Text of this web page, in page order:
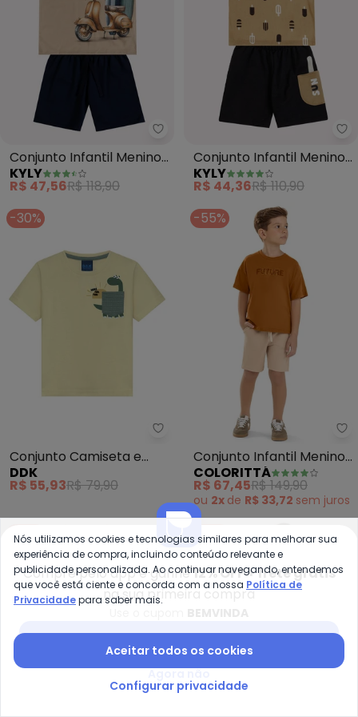
Kyly - Conjunto Infantil Menino
Conjunto Infantil Menino
Estampa (Marrom)
KYLY
R$ 47,56R$ 118,90
Conjunto Infantil Menino
Picolés (Marrom)
KYLY
R$ 44,36R$ 110,90
-30%
Ddk - Conjunto Camiseta e
Conjunto Camiseta e
Bermuda (Marrom)
DDK
R$ 55,93R$ 79,90
-55%
Conjunto Infantil Menino
Bordado Future
(Marrom)
COLORITTÁ
R$ 67,45R$ 149,90
ou 2x de R$ 33,72 sem juros
-50% -60%
Compre pelo app e ganhe12% OFF + frete grátis
na sua primeira compra
Nós utilizamos cookies e tecnologias similares para melhorar sua
experiência de compra, incluindo conteúdo relevante e
publicidade personalizada. Ao continuar navegando, entendemos
que você está ciente e concorda com a nossa Política de
Privacidadepara saber mais.
Aceitar todos os cookies
Configurar privacidade